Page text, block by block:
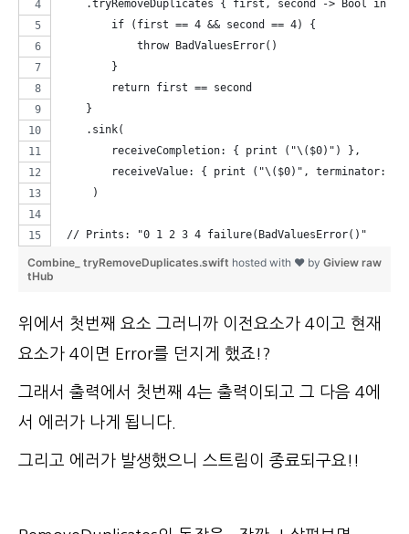
    .tryRemoveDuplicates { first, second -> Bool in
        if (first == 4 && second == 4) {
            throw BadValuesError()
        }
        return first == second
    }
    .sink(
        receiveCompletion: { print ("\($0)") },
receiveValue: { print ("\($0)", terminator: "
     )
// Prints: "0 1 2 3 4 failure(BadValuesError()"
view raw
Combine_ tryRemoveDuplicates.swift hosted with ❤ by Gi
tHub
위에서 첫번째 요소 그러니까 이전요소가 4이고 현재
요소가 4이면 Error를 던지게 했죠!?
그래서 출력에서 첫번째 4는 출력이되고 그 다음 4에
서 에러가 나게 됩니다.
그리고 에러가 발생했으니 스트림이 종료되구요!!